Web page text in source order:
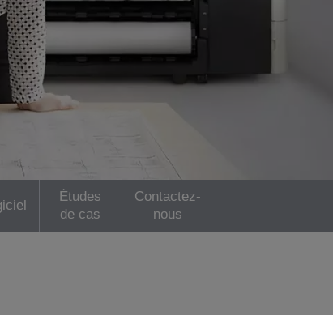
Études
de cas
Contactez-
nous